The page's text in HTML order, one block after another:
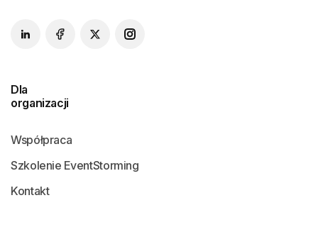
Dla
organizacji
Współpraca
Szkolenie EventStorming
Kontakt